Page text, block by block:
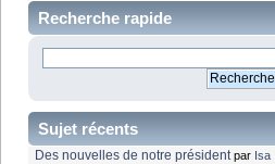
Recherche rapide
Sujet récents
Des nouvelles de notre président par Isa